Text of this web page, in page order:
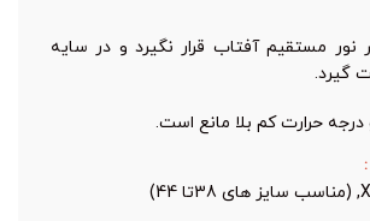
نور مستقیم آفتاب قرار نگیرد و در سایه
گیرد.
درجه حرارت کم بلا مانع است.